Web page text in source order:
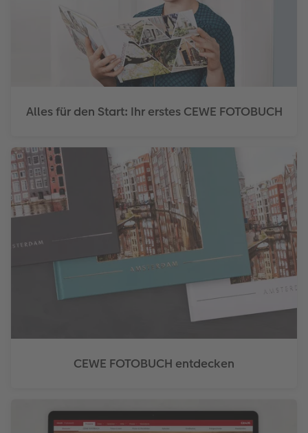
Alles für den Start: Ihr erstes CEWE FOTOBUCH
CEWE FOTOBUCH entdecken